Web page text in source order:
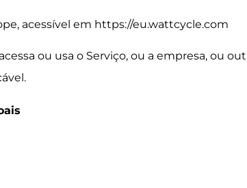
acessível em https://eu.wattcycle.com
ou usa o Serviço, ou a empresa, ou